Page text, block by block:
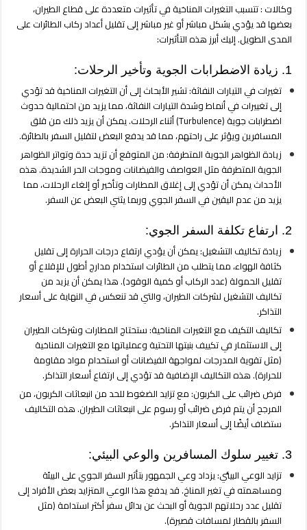
التغيرات
المناخية
ركاب
الطائرات
والسياحة
مغلقة
وكالات :تتسبب التغيرات المناخية في تأثيرات متعددة على قطاع الطيران،
بعضها قد يؤدي بشكل مباشر أو غير مباشر إلى تقليل أعداد ركاب الطائرات على
المدى الطويل. إليك أبرز هذه التأثيرات:
1. زيادة الاضطرابات الجوية وتأخير الرحلات:
تغيرات في التيارات النفاثة: تشير الأبحاث إلى أن التغيرات المناخية قد تؤدي
إلى تغييرات في أنماط وشدة التيارات النفاثة، مما يزيد من احتمالية حدوث
اضطرابات جوية (Turbulence) أثناء الرحلات. يمكن أن يزيد ذلك من قلق
المسافرين ويؤثر على راحتهم، مما قد يدفع البعض لتقليل السفر بالطائرة.
زيادة الظواهر الجوية المتطرفة: من المتوقع أن تزيد حدة وتواتر الظواهر
الجوية المتطرفة مثل العواصف والفيضانات وموجات الحر الشديدة. هذه
الأحداث يمكن أن تؤدي إلى إغلاق المطارات وتأخير أو إلغاء الرحلات، مما
يزيد من عدم اليقين في السفر الجوي وربما يثني البعض عن السفر.
2. ارتفاع تكلفة السفر الجوي:
زيادة تكاليف التشغيل: يمكن أن يؤدي ارتفاع درجات الحرارة إلى تقليل
كثافة الهواء، مما يتطلب من الطائرات استخدام مدارج أطول للإقلاع أو
تقليل الحمولة (عدد الركاب أو كمية الوقود). هذا يمكن أن يزيد من
تكاليف التشغيل لشركات الطيران، والتي قد تنعكس في النهاية على أسعار
التذاكر.
تكاليف التكيف مع التغيرات المناخية: ستحتاج المطارات وشركات الطيران
إلى الاستثمار في تكييف بنيتها التحتية وعملياتها مع التغيرات المناخية
(مثل تقوية المدرجات لمواجهة الفيضانات أو استخدام مواد مقاومة
للحرارة). هذه التكاليف الإضافية قد تؤدي إلى ارتفاع أسعار التذاكر.
فرض ضرائب على الكربون: مع تزايد الضغوط للحد من انبعاثات الكربون، من
المرجح أن يتم فرض ضرائب أو رسوم على انبعاثات الطيران. هذه التكاليف
ستضاف أيضًا إلى أسعار التذاكر.
3. تغيير سلوك المسافرين والوعي البيئي:
تزايد الوعي البيئي: يزداد وعي الجمهور بتأثير السفر الجوي على البيئة
ومساهمته في تغير المناخ. قد يدفع هذا الوعي المتزايد بعض الأفراد إلى
تقليل عدد رحلاتهم الجوية أو البحث عن بدائل سفر أكثر استدامة (مثل
السفر بالقطار لمسافات قصيرة).